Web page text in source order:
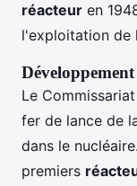
réacteur en
l'exploitation de
Le
fer de lance de
dans le
premiers